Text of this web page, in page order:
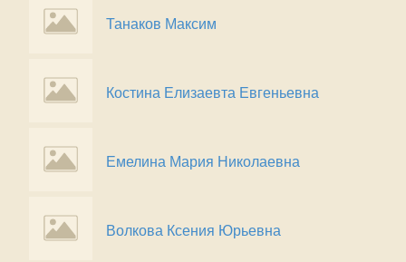
Танаков Максим
Костина Елизаевта Евгеньевна
Емелина Мария Николаевна
Волкова Ксения Юрьевна